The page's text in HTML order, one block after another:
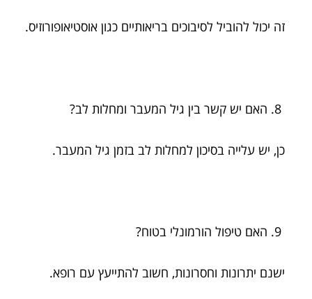
זה יכול להוביל לסיבוכים בריאותיים כגון אוסטיאופורוזיס.
האם יש קשר בין גיל המעבר ומחלות לב?
כן, יש עלייה בסיכון למחלות לב בזמן גיל המעבר.
האם טיפול הורמונלי בטוח?
ישנם יתרונות וחסרונות, חשוב להתייעץ עם רופא.